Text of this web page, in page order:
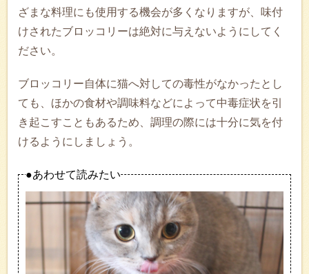
ざまな料理にも使用する機会が多くなりますが、味付
けされたブロッコリーは絶対に与えないようにしてく
ださい。
ブロッコリー自体に猫へ対しての毒性がなかったとし
ても、ほかの食材や調味料などによって中毒症状を引
き起こすこともあるため、調理の際には十分に気を付
けるようにしましょう。
●あわせて読みたい